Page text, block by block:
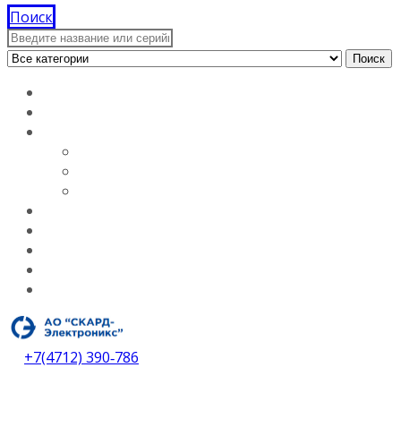
Поиск
Поиск
+7(4712) 390‑786